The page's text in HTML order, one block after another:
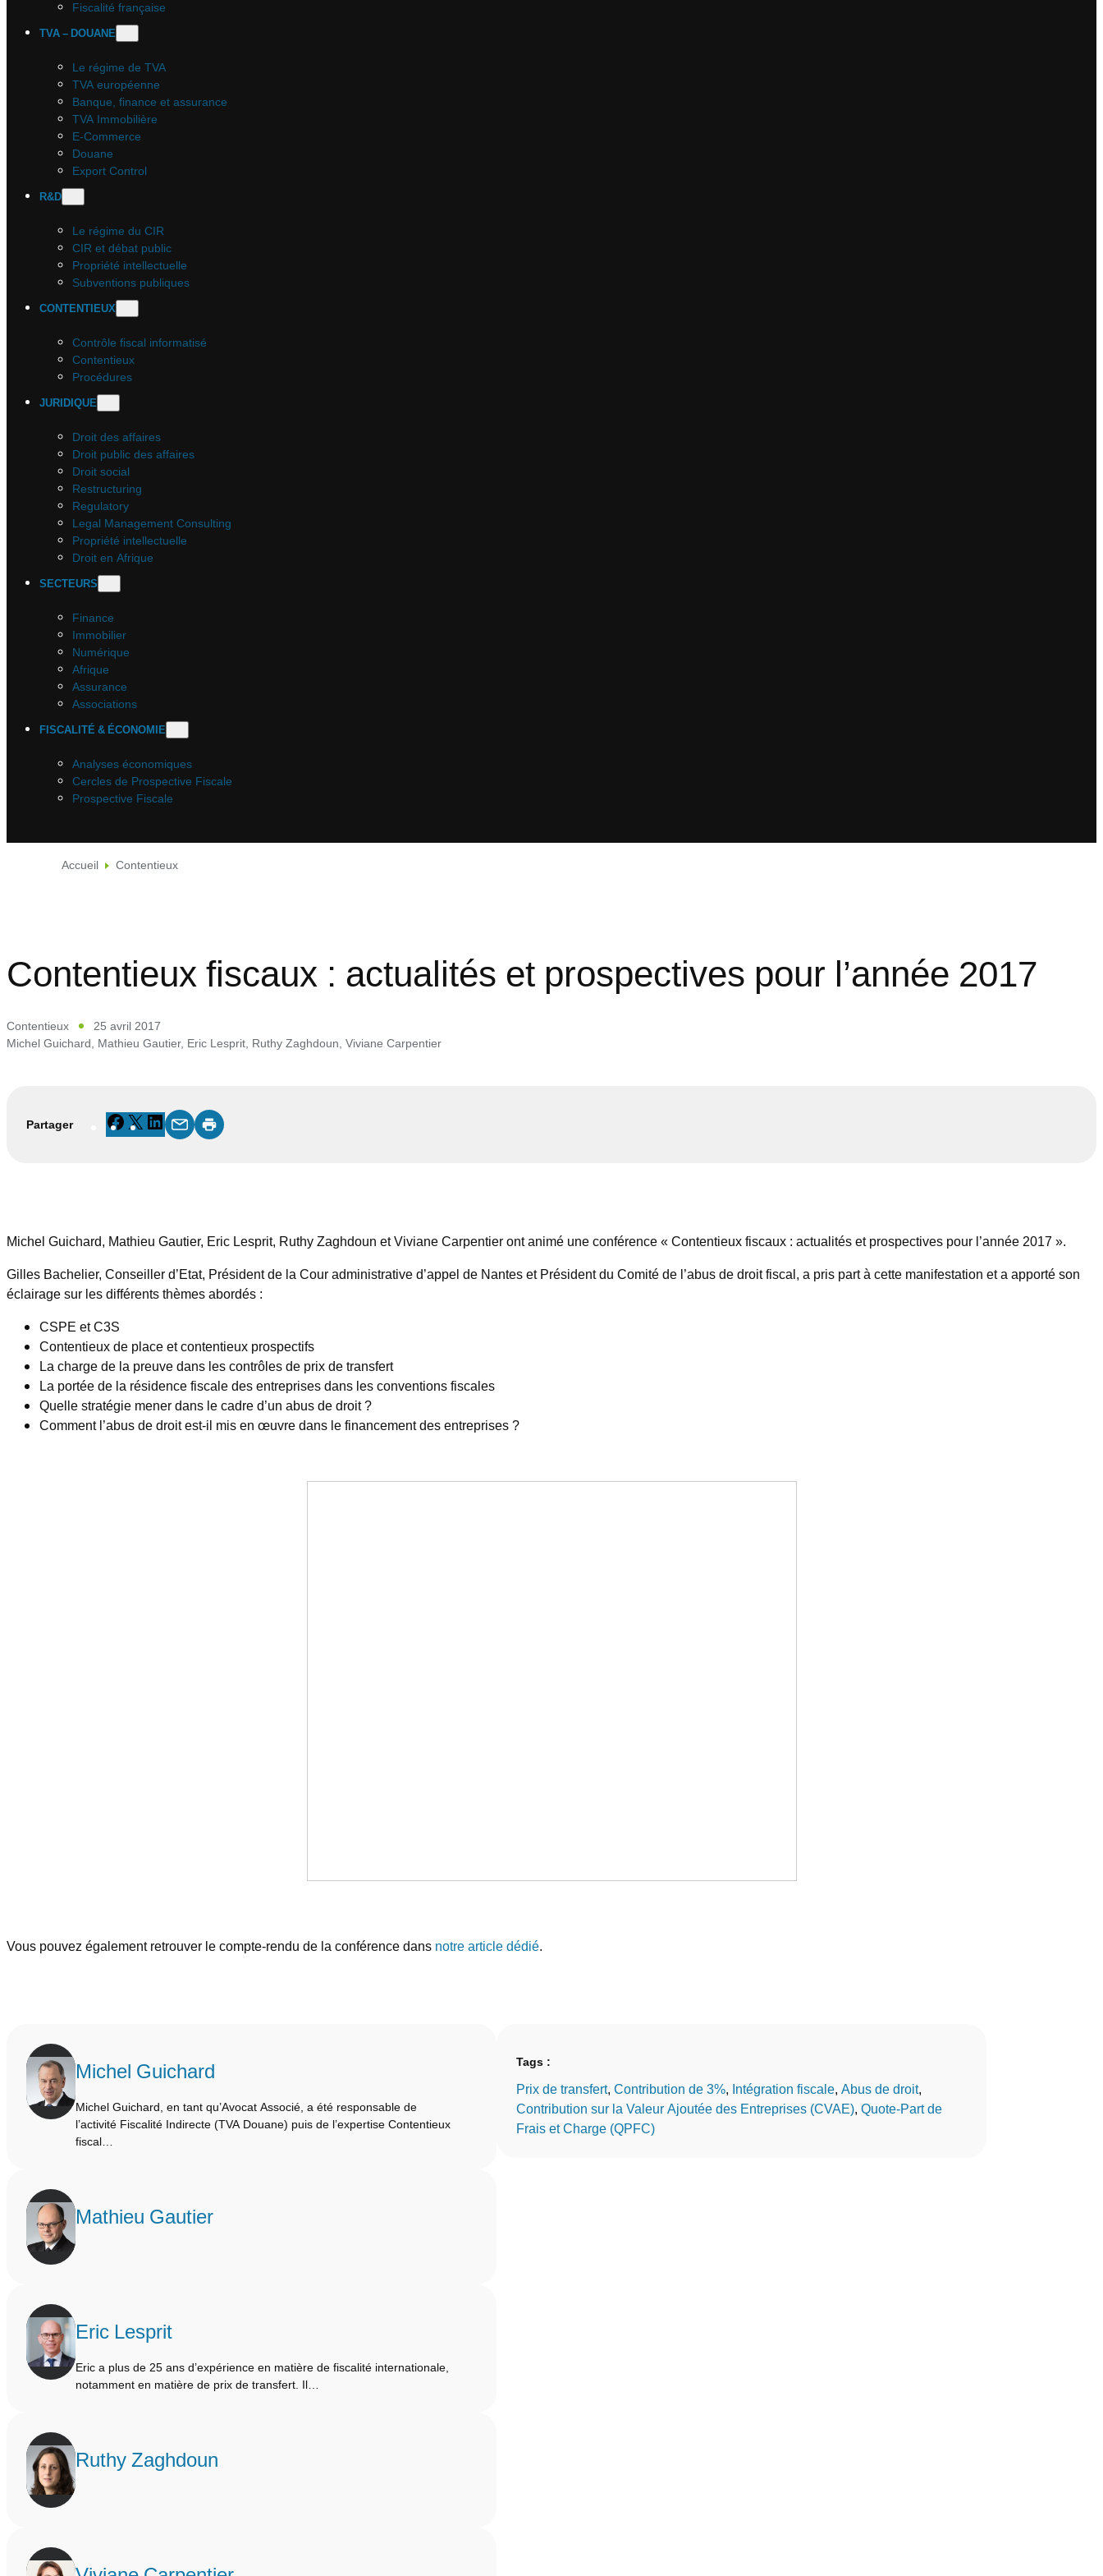
Fiscalité française
TVA – DOUANE
Le régime de TVA
TVA européenne
Banque, finance et assurance
TVA Immobilière
E-Commerce
Douane
Export Control
R&D
Le régime du CIR
CIR et débat public
Propriété intellectuelle
Subventions publiques
CONTENTIEUX
Contrôle fiscal informatisé
Contentieux
Procédures
JURIDIQUE
Droit des affaires
Droit public des affaires
Droit social
Restructuring
Regulatory
Legal Management Consulting
Propriété intellectuelle
Droit en Afrique
SECTEURS
Finance
Immobilier
Numérique
Afrique
Assurance
Associations
FISCALITÉ & ÉCONOMIE
Analyses économiques
Cercles de Prospective Fiscale
Prospective Fiscale
Accueil Contentieux
Contentieux fiscaux : actualités et prospectives pour l’année 2017
Contentieux
25 avril 2017
Michel Guichard Mathieu Gautier, Eric Lesprit Ruthy Zaghdoun Viviane Carpentier
Partager Facebook
X LinkedIn
Michel Guichard, Mathieu Gautier, Eric Lesprit, Ruthy Zaghdoun et Viviane Carpentier ont animé une conférence « Contentieux fiscaux : actualités et prospectives pour l’année 2017 ».
Gilles Bachelier, Conseiller d’Etat, Président de la Cour administrative d’appel de Nantes et Président du Comité de l’abus de droit fiscal, a pris part à cette manifestation et a apporté son
éclairage sur les différents thèmes abordés :
CSPE et C3S
Contentieux de place et contentieux prospectifs
La charge de la preuve dans les contrôles de prix de transfert
La portée de la résidence fiscale des entreprises dans les conventions fiscales
Quelle stratégie mener dans le cadre d’un abus de droit ?
Comment l’abus de droit est-il mis en œuvre dans le financement des entreprises ?
Vous pouvez également retrouver le compte-rendu de la conférence dans notre article dédié.
Michel Guichard
Michel Guichard, en tant qu’Avocat Associé, a été responsable de
l’activité Fiscalité Indirecte (TVA Douane) puis de l’expertise Contentieux
fiscal…
Mathieu Gautier
Eric Lesprit
Eric a plus de 25 ans d’expérience en matière de fiscalité internationale,
notamment en matière de prix de transfert. Il…
Ruthy Zaghdoun
Tags :
Prix de transfert, Contribution de 3%, Intégration fiscale, Abus de droit
Contribution sur la Valeur Ajoutée des Entreprises (CVAE), Quote-Part de
Frais et Charge (QPFC)